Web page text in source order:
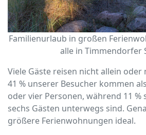
Familienurlaub in großen
alle in Timmendorfer
Viele Gäste reisen nicht allein oder
41 % unserer Besucher kommen
oder vier Personen, während 11
sechs Gästen unterwegs sind.
größere Ferienwohnungen ideal.